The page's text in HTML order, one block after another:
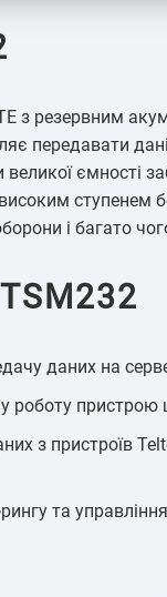
з резервним
передавати
великої
ступенем
і багато
даних на
роботу пристрою
з пристроїв
та управління